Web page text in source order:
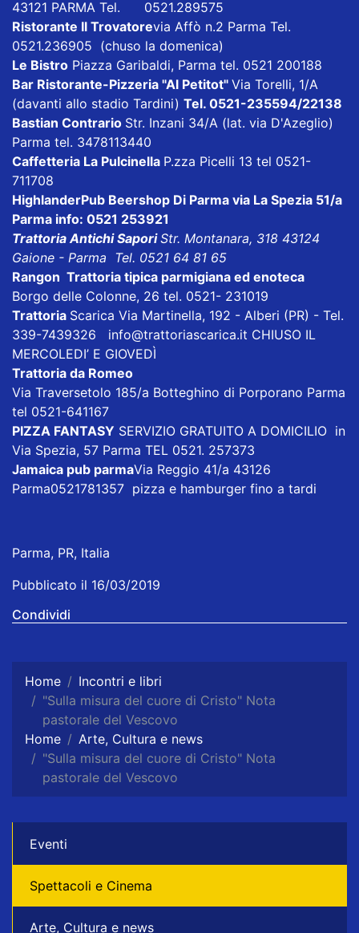
43121 PARMA Tel. 0521.289575
Ristorante Il Trovatorevia Affò n.2 Parma Tel.
0521.236905 (chuso la domenica)
Le Bistro Piazza Garibaldi, Parma tel. 0521 200188
Bar Ristorante-Pizzeria "Al Petitot" Via Torelli, 1/A
(davanti allo stadio Tardini) Tel. 0521-235594/22138
Bastian Contrario Str. Inzani 34/A (lat. via D'Azeglio)
Parma tel. 3478113440
Caffetteria La Pulcinella P.zza Picelli 13 tel 0521-
711708
HighlanderPub Beershop Di Parma via La Spezia 51/a
Parma info: 0521 253921
Trattoria Antichi SaporiStr. Montanara, 318 43124
Gaione - Parma Tel. 0521 64 81 65
Rangon Trattoria tipica parmigiana ed enoteca
Borgo delle Colonne, 26 tel. 0521- 231019
Trattoria Scarica Via Martinella, 192 - Alberi (PR) - Tel.
339-7439326 info@trattoriascarica.it CHIUSO IL
MERCOLEDI’ E GIOVEDÌ
Trattoria da Romeo
Via Traversetolo 185/a Botteghino di Porporano Parma
tel 0521-641167
PIZZA FANTASY SERVIZIO GRATUITO A DOMICILIO in
Via Spezia, 57 Parma TEL 0521. 257373
Jamaica pub parmaVia Reggio 41/a 43126
Parma0521781357 pizza e hamburger fino a tardi
Parma, PR, Italia
Pubblicato il 16/03/2019
Condividi
Home
Incontri e libri
"Sulla misura del cuore di Cristo" Nota
pastorale del Vescovo
Home
Arte, Cultura e news
"Sulla misura del cuore di Cristo" Nota
pastorale del Vescovo
Eventi
Spettacoli e Cinema
Arte, Cultura e news